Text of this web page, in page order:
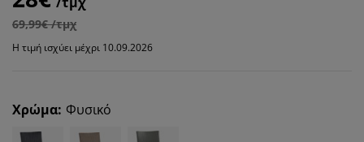
69,99€ /τμχ
Η τιμή ισχύει μέχρι 10.09.2026
Χρώμα: Φυσικό